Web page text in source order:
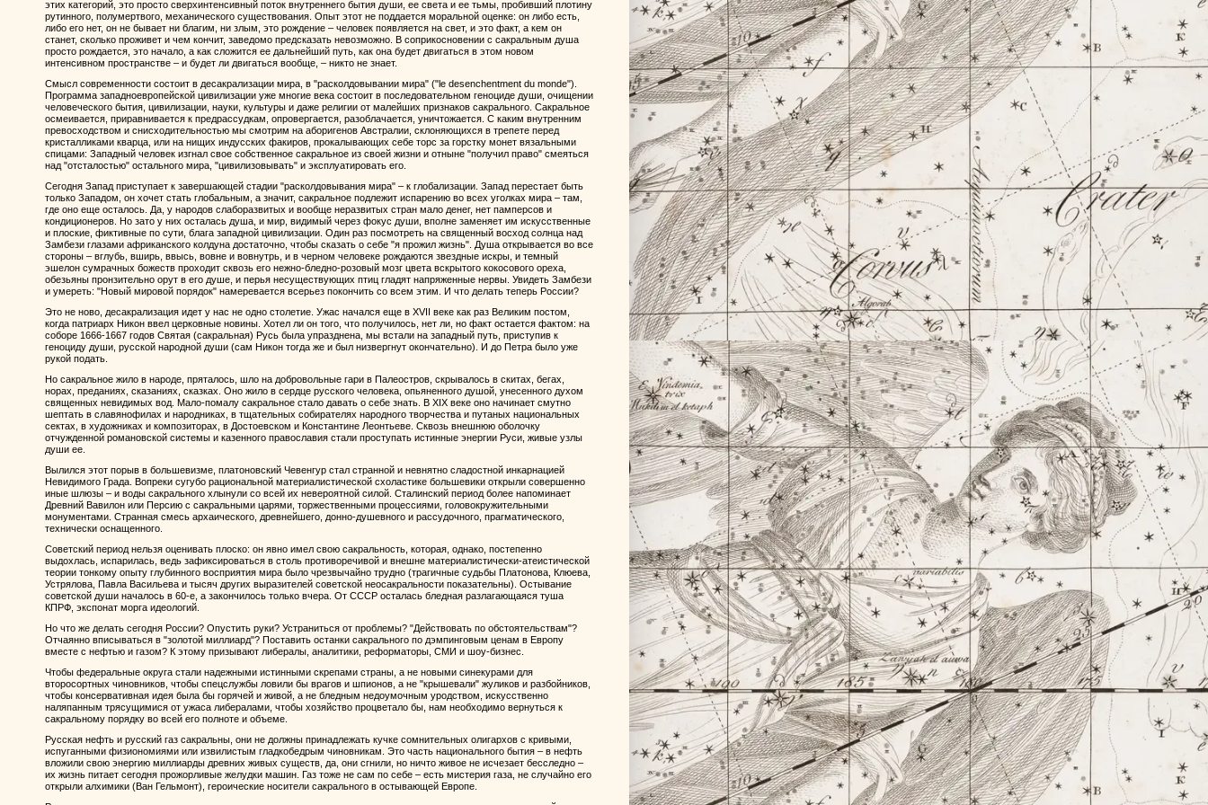
этих категорий, это просто сверхинтенсивный поток внутреннего бытия души, ее света и ее тьмы, пробивший плотину
рутинного, полумертвого, механического существования. Опыт этот не поддается моральной оценке: он либо есть,
либо его нет, он не бывает ни благим, ни злым, это рождение – человек появляется на свет, и это факт, а кем он
станет, сколько проживет и чем кончит, заведомо предсказать невозможно. В соприкосновении с сакральным душа
просто рождается, это начало, а как сложится ее дальнейший путь, как она будет двигаться в этом новом
интенсивном пространстве – и будет ли двигаться вообще, – никто не знает.
Смысл современности состоит в десакрализации мира, в "расколдовывании мира" ("le desenchentment du monde").
Программа западноевропейской цивилизации уже многие века состоит в последовательном геноциде души, очищении
человеческого бытия, цивилизации, науки, культуры и даже религии от малейших признаков сакрального. Сакральное
осмеивается, приравнивается к предрассудкам, опровергается, разоблачается, уничтожается. С каким внутренним
превосходством и снисходительностью мы смотрим на аборигенов Австралии, склоняющихся в трепете перед
кристалликами кварца, или на нищих индусских факиров, прокалывающих себе торс за горстку монет вязальными
спицами: Западный человек изгнал свое собственное сакральное из своей жизни и отныне "получил право" смеяться
над "отсталостью" остального мира, "цивилизовывать" и эксплуатировать его.
Сегодня Запад приступает к завершающей стадии "расколдовывания мира" – к глобализации. Запад перестает быть
только Западом, он хочет стать глобальным, а значит, сакральное подлежит испарению во всех уголках мира – там,
где оно еще осталось. Да, у народов слаборазвитых и вообще неразвитых стран мало денег, нет памперсов и
кондиционеров. Но зато у них осталась душа, и мир, видимый через фокус души, вполне заменяет им искусственные
и плоские, фиктивные по сути, блага западной цивилизации. Один раз посмотреть на священный восход солнца над
Замбези глазами африканского колдуна достаточно, чтобы сказать о себе "я прожил жизнь". Душа открывается во все
стороны – вглубь, вширь, ввысь, вовне и вовнутрь, и в черном человеке рождаются звездные искры, и темный
эшелон сумрачных божеств проходит сквозь его нежно-бледно-розовый мозг цвета вскрытого кокосового ореха,
обезьяны пронзительно орут в его душе, и перья несуществующих птиц гладят напряженные нервы. Увидеть Замбези
и умереть: "Новый мировой порядок" намеревается всерьез покончить со всем этим. И что делать теперь России?
Это не ново, десакрализация идет у нас не одно столетие. Ужас начался еще в XVII веке как раз Великим постом,
когда патриарх Никон ввел церковные новины. Хотел ли он того, что получилось, нет ли, но факт остается фактом: на
соборе 1666-1667 годов Святая (сакральная) Русь была упразднена, мы встали на западный путь, приступив к
геноциду души, русской народной души (сам Никон тогда же и был низвергнут окончательно). И до Петра было уже
рукой подать.
Но сакральное жило в народе, пряталось, шло на добровольные гари в Палеостров, скрывалось в скитах, бегах,
норах, преданиях, сказаниях, сказках. Оно жило в сердце русского человека, опьяненного душой, унесенного духом
священных невидимых вод. Мало-помалу сакральное стало давать о себе знать. В XIX веке оно начинает смутно
шептать в славянофилах и народниках, в тщательных собирателях народного творчества и путаных национальных
сектах, в художниках и композиторах, в Достоевском и Константине Леонтьеве. Сквозь внешнюю оболочку
отчужденной романовской системы и казенного православия стали проступать истинные энергии Руси, живые узлы
души ее.
Вылился этот порыв в большевизме, платоновский Чевенгур стал странной и невнятно сладостной инкарнацией
Невидимого Града. Вопреки сугубо рациональной материалистической схоластике большевики открыли совершенно
иные шлюзы – и воды сакрального хлынули со всей их невероятной силой. Сталинский период более напоминает
Древний Вавилон или Персию с сакральными царями, торжественными процессиями, головокружительными
монументами. Странная смесь архаического, древнейшего, донно-душевного и рассудочного, прагматического,
технически оснащенного.
Советский период нельзя оценивать плоско: он явно имел свою сакральность, которая, однако, постепенно
выдохлась, испарилась, ведь зафиксироваться в столь противоречивой и внешне материалистически-атеистической
теории тонкому опыту глубинного восприятия мира было чрезвычайно трудно (трагичные судьбы Платонова, Клюева,
Устрялова, Павла Васильева и тысяч других выразителей советской неосакральности показательны). Остывание
советской души началось в 60-е, а закончилось только вчера. От СССР осталась бледная разлагающаяся туша
КПРФ, экспонат морга идеологий.
Но что же делать сегодня России? Опустить руки? Устраниться от проблемы? "Действовать по обстоятельствам"?
Отчаянно вписываться в "золотой миллиард"? Поставить останки сакрального по дэмпинговым ценам в Европу
вместе с нефтью и газом? К этому призывают либералы, аналитики, реформаторы, СМИ и шоу-бизнес.
Чтобы федеральные округа стали надежными истинными скрепами страны, а не новыми синекурами для
второсортных чиновников, чтобы спецслужбы ловили бы врагов и шпионов, а не "крышевали" жуликов и разбойников,
чтобы консервативная идея была бы горячей и живой, а не бледным недоумочным уродством, искусственно
наляпанным трясущимися от ужаса либералами, чтобы хозяйство процветало бы, нам необходимо вернуться к
сакральному порядку во всей его полноте и объеме.
Русская нефть и русский газ сакральны, они не должны принадлежать кучке сомнительных олигархов с кривыми,
испуганными физиономиями или извилистым гладкобедрым чиновникам. Это часть национального бытия – в нефть
вложили свою энергию миллиарды древних живых существ, да, они сгнили, но ничто живое не исчезает бесследно –
их жизнь питает сегодня прожорливые желудки машин. Газ тоже не сам по себе – есть мистерия газа, не случайно его
открыли алхимики (Ван Гельмонт), героические носители сакрального в остывающей Европе.